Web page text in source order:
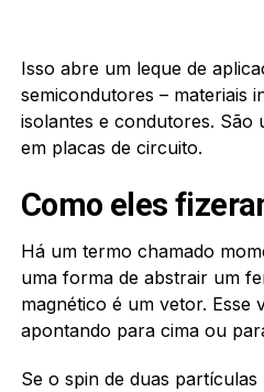
Isso abre um leque de
semicondutores – materiais
isolantes e condutores. São
em placas de circuito.
Como eles
Há um termo chamado
uma forma de abstrair um
magnético é um vetor. Esse
apontando para cima ou
Se o spin de duas